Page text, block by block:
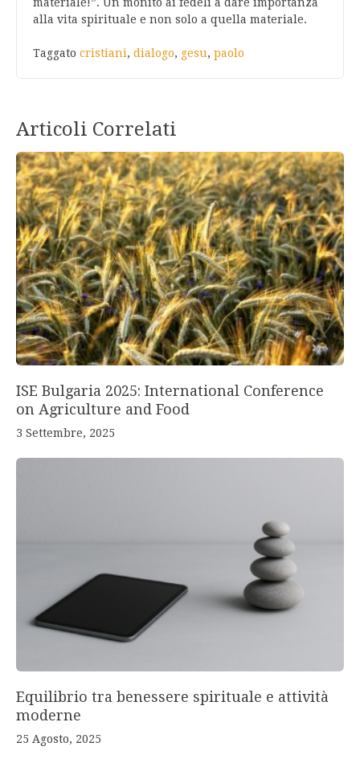
alla vita spirituale e non solo a quella materiale.
Taggato cristiani, dialogo, gesu, paolo
Articoli Correlati
ISE Bulgaria 2025: International Conference
on Agriculture and Food
3 Settembre, 2025
Equilibrio tra benessere spirituale e attività
moderne
25 Agosto, 2025